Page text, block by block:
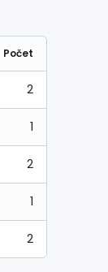
Počet
2
1
2
1
2